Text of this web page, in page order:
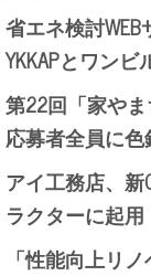
省エネ検討
YKKAPとワン
第22回「家や
応募者全員に
アイ工務店、
ラクターに起用
「性能向上リ